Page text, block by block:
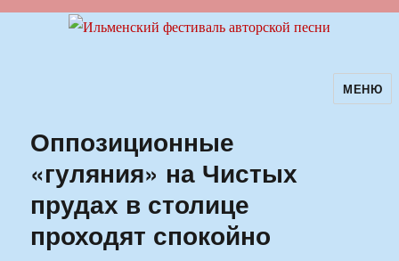
Ильменский фестиваль авторскойМЕНЮ
Оппозиционные
«гуляния» на Чистых
прудах в столице
проходят спокойно